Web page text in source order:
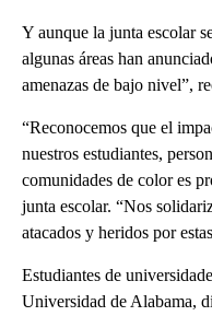
Y aunque la junta escolar
algunas áreas han
amenazas de bajo nivel”,
“Reconocemos que el
nuestros estudiantes,
comunidades de color es
junta escolar. “Nos
atacados y heridos por
Estudiantes de
Universidad de Alabama,